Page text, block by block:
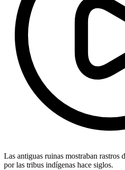
Las antiguas ruinas mostraban rastros
por las tribus indígenas hace siglos.